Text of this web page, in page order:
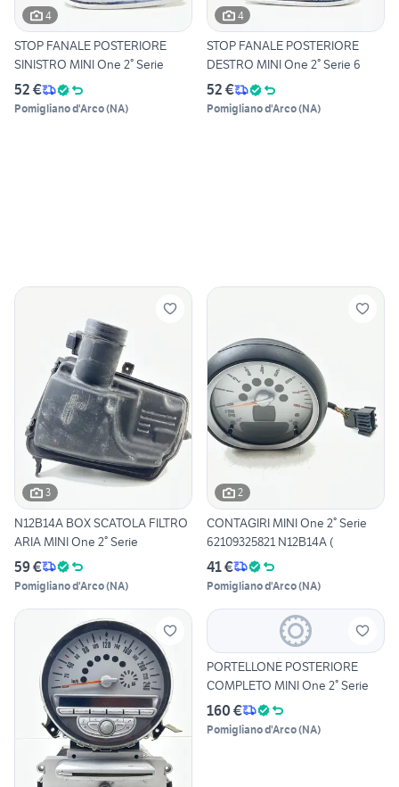
4
STOP FANALE POSTERIORE
SINISTRO MINI One 2° Serie
52 €
Pomigliano d'Arco(NA)
4
STOP FANALE POSTERIORE
DESTRO MINI One 2° Serie 6
52 €
Pomigliano d'Arco(NA)
3
N12B14A BOX SCATOLA FILTRO
ARIA MINI One 2° Serie
59 €
Pomigliano d'Arco(NA)
2
CONTAGIRI MINI One 2° Serie
62109325821 N12B14A (
41 €
Pomigliano d'Arco(NA)
PORTELLONE POSTERIORE
COMPLETO MINI One 2° Serie
160 €
Pomigliano d'Arco(NA)